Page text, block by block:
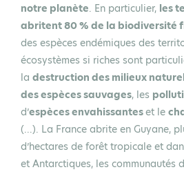
notre planète. En particulier, les
abritent 80 % de la biodiversité
des espèces endémiques des
écosystèmes si riches sont
la destruction des milieux
des espèces sauvages, les
d’espèces envahissanteset le
(...). La France abrite en Guyane,
d’hectares de forêt tropicale et
et Antarctiques, les communautés